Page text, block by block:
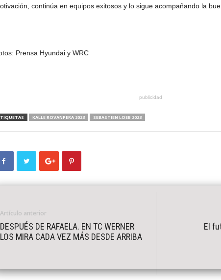
continúa en equipos exitosos y lo sigue acompañando la
Prensa Hyundai y WRC
publicidad
KALLE ROVANPERA 2023 SEBASTIEN LOEB 2023
Artículo anterior
DESPUÉS DE RAFAELA. EN TC WERNER
LOS MIRA CADA VEZ MÁS DESDE ARRIBA
El